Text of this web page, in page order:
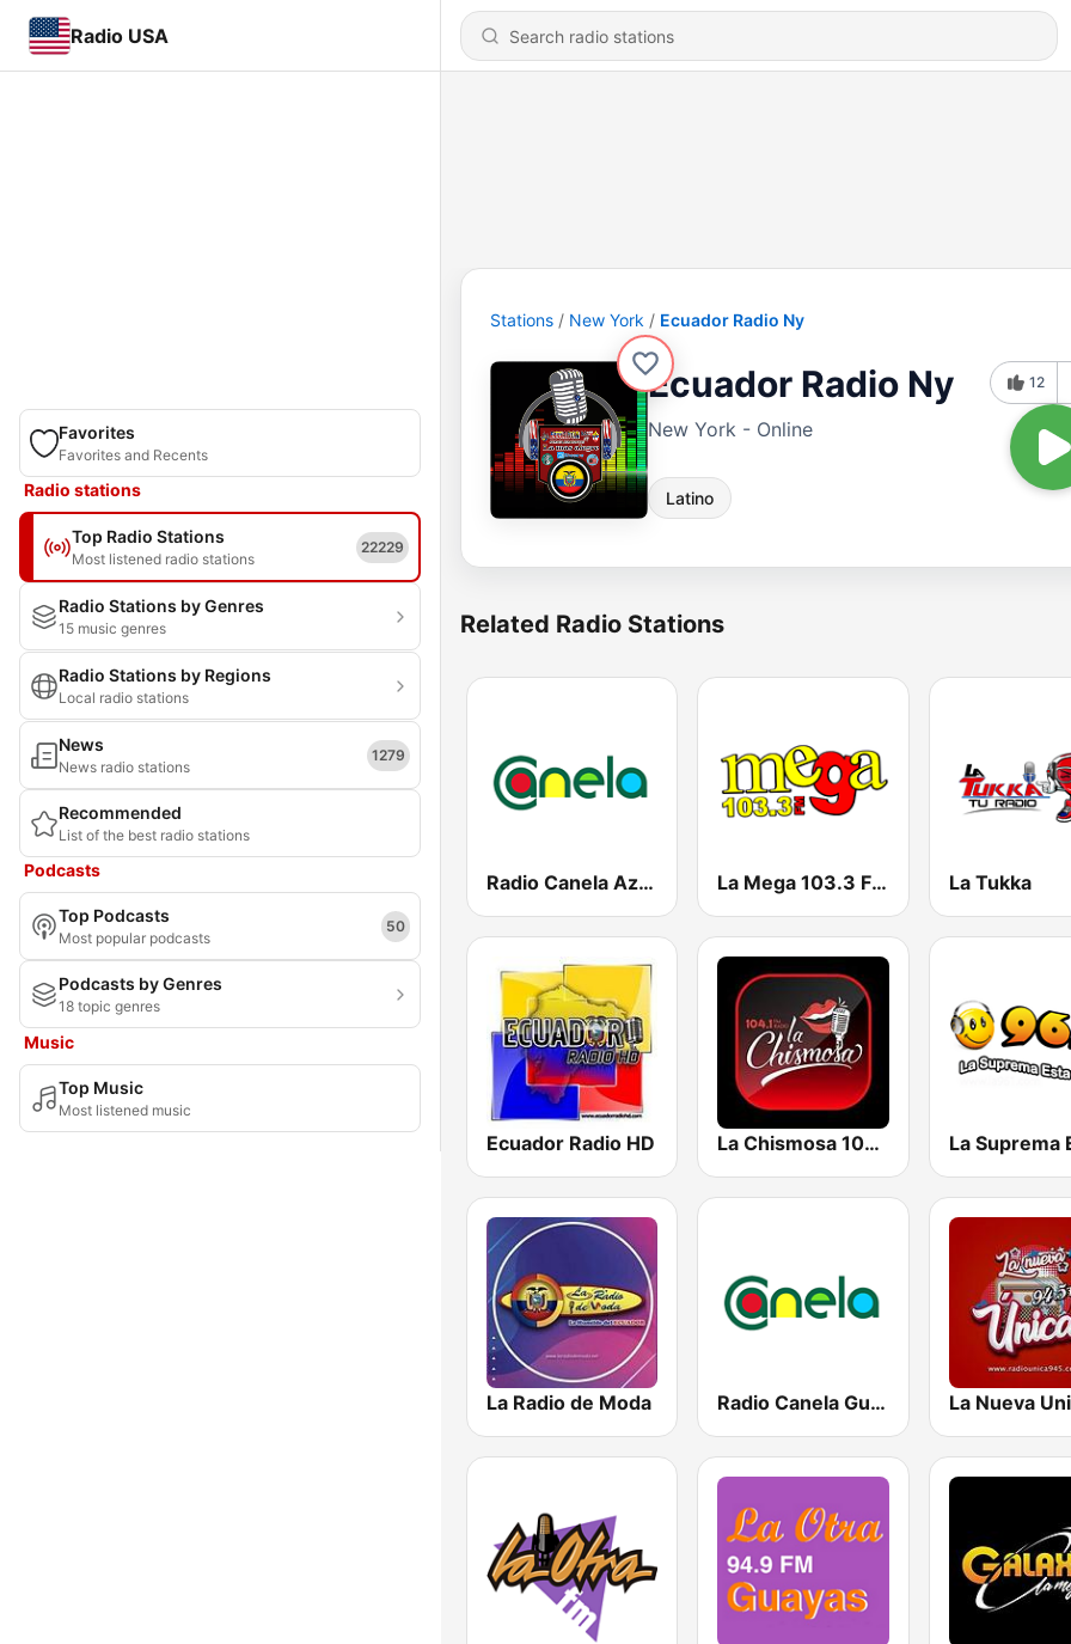
Radio USA
Favorites
Favorites and Recents
Radio stations
Top Radio Stations
Most listened radio stations
22229
Radio Stations by Genres
15 music genres
Radio Stations by Regions
Local radio stations
News
News radio stations
1279
Recommended
List of the best radio stations
Podcasts
Top Podcasts
Most popular podcasts
50
Podcasts by Genres
18 topic genres
Music
Top Music
Most listened music
Stations New York Ecuador Radio Ny
Ecuador Radio Ny
New York - Online
Latino
12
Related Radio Stations
Radio Canela Azuay La Mega 103.3 FM La Tukka
Ecuador Radio HD La Chismosa 104.1
La Radio de Moda Radio Canela Guayas